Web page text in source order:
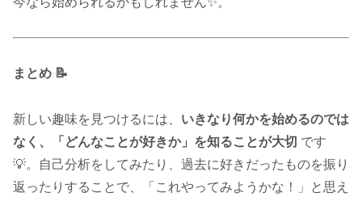
まとめ 📝
新しい趣味を見つけるには、 いきなり何かを始めるのでは
なく、「どんなことが好きか」を知ることが大切 です
💡。自己分析をしてみたり、過去に好きだったものを振り
返ったりすることで、「これやってみようかな！」と思え